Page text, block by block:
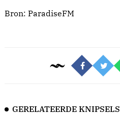
Bron: ParadiseFM
GERELATEERDE KNIPSELS